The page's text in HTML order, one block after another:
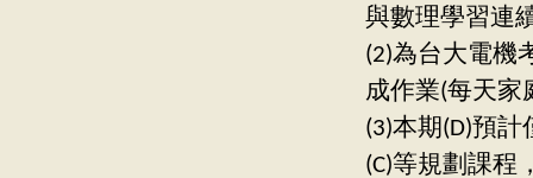
與數理學習連
(2)為台大電機
成作業(每天家
(3)本期(D)預
(C)等規劃課程